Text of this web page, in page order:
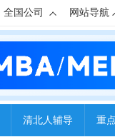
全国公司 网站导航
清北人辅导 重